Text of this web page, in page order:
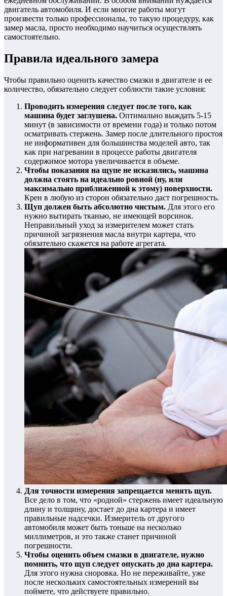
двигатель автомобиля. И если многие работы могут
произвести только профессионалы, то такую процедуру, как
замер масла, просто необходимо научиться осуществлять
самостоятельно.
Правила идеального замера
Чтобы правильно оценить качество смазки в двигателе и ее
количество, обязательно следует соблюсти такие условия:
Проводить измерения следует после того, как
машина будет заглушена. Оптимально выждать 5-15
минут (в зависимости от времени года) и только потом
осматривать стержень. Замер после длительного простоя
не информативен для большинства моделей авто, так
как при нагревании в процессе работы двигателя
содержимое мотора увеличивается в объеме.
Чтобы показания на щупе не исказились, машина
должна стоять на идеально ровной (ну, или
максимально приближенной к этому) поверхности.
Крен в любую из сторон обязательно даст погрешность.
Щуп должен быть абсолютно чистым. Для этого его
нужно вытирать тканью, не имеющей ворсинок.
Неправильный уход за измерителем может стать
причиной загрязнения масла внутри картера, что
обязательно скажется на работе агрегата.
Для точности измерения запрещается менять щуп.
Все дело в том, что «родной» стержень имеет идеальную
длину и толщину, достает до дна картера и имеет
правильные надсечки. Измеритель от другого
автомобиля может быть тоньше на несколько
миллиметров, и это также станет причиной
погрешности.
Чтобы оценить объем смазки в двигателе, нужно
помнить, что щуп следует опускать до дна картера.
Для этого нужна сноровка. Но не переживайте, уже
после нескольких самостоятельных измерений вы
поймете, что действуете правильно.